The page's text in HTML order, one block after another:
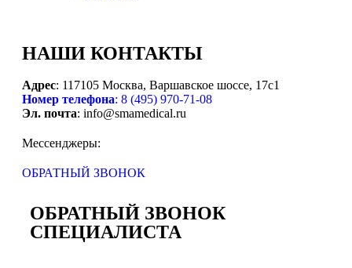
НАШИ КОНТАКТЫ
Адрес: 117105 Москва, Варшавское шоссе, 17с1
Номер телефона: 8 (495) 970-71-08
Эл. почта: info@smamedical.ru
Мессенджеры:
ОБРАТНЫЙ ЗВОНОК
ОБРАТНЫЙ ЗВОНОК
СПЕЦИАЛИСТА